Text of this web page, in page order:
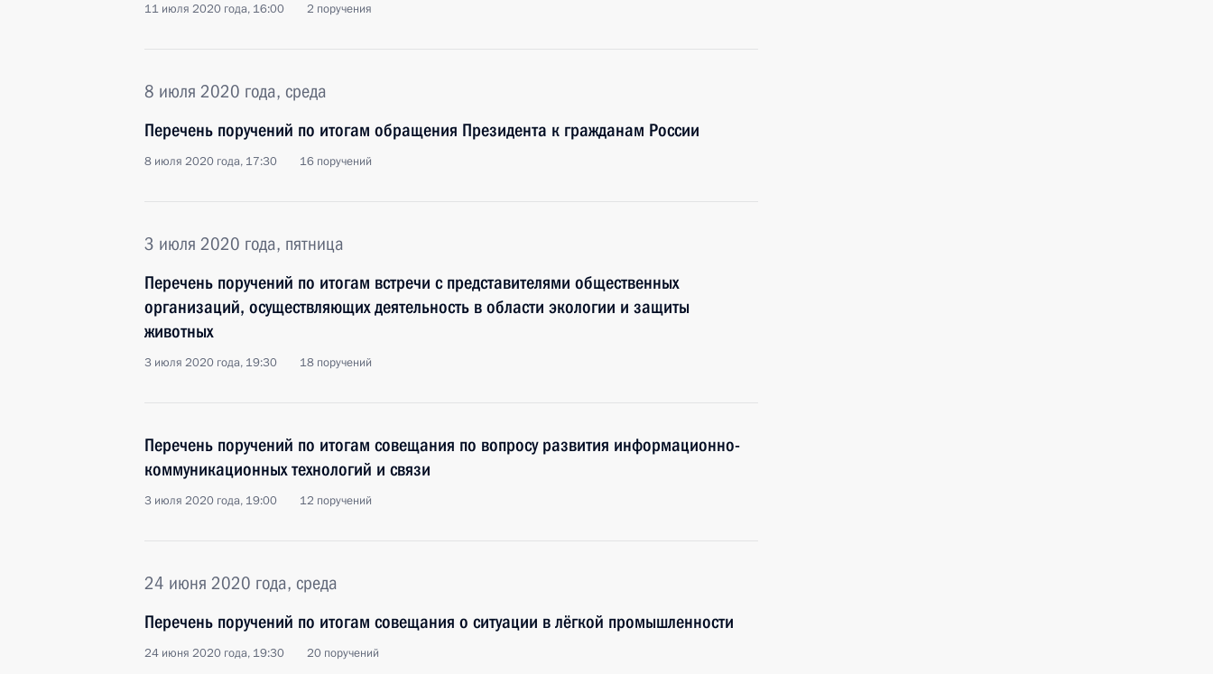
11 июля 2020 года, 16:00 2 поручения
8 июля 2020 года, среда
Перечень поручений по итогам обращения Президента к гражданам России
8 июля 2020 года, 17:30 16 поручений
3 июля 2020 года, пятница
Перечень поручений по итогам встречи с представителями общественных
организаций, осуществляющих деятельность в области экологии и защиты
животных
3 июля 2020 года, 19:30 18 поручений
Перечень поручений по итогам совещания по вопросу развития информационно-
коммуникационных технологий и связи
3 июля 2020 года, 19:00 12 поручений
24 июня 2020 года, среда
Перечень поручений по итогам совещания о ситуации в лёгкой промышленности
24 июня 2020 года, 19:30 20 поручений